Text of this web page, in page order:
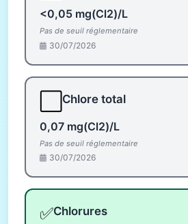
<0,05 mg(Cl2)/L
Pas de seuil réglementaire
30/07/2026
Chlore total
0,07 mg(Cl2)/L
Pas de seuil réglementaire
30/07/2026
✅Chlorures